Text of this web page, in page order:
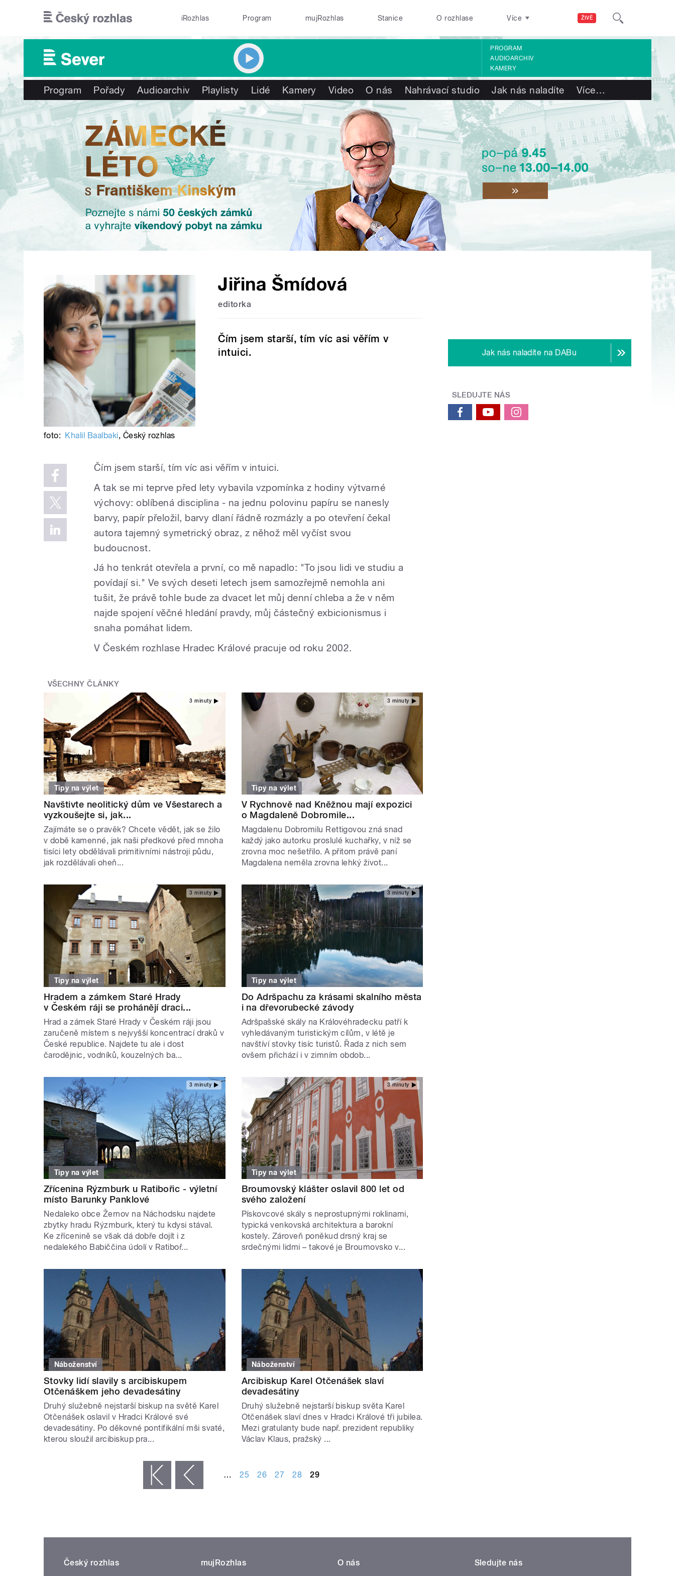
ŽIVĚ
iRozhlas Program mujRozhlas Stanice O rozhlase Více
PROGRAM
AUDIOARCHIV
KAMERY
Program Pořady Audioarchiv Playlisty Lidé Kamery Video O nás Nahrávací studio Jak nás naladíte Více…
Jiřina Šmídová
editorka
Čím jsem starší, tím víc asi věřím v
intuici.
foto: Khalil Baalbaki, Český rozhlas
Čím jsem starší, tím víc asi věřím v intuici.
A tak se mi teprve před lety vybavila vzpomínka z hodiny výtvarné
výchovy: oblíbená disciplina - na jednu polovinu papíru se nanesly
barvy, papír přeložil, barvy dlaní řádně rozmázly a po otevření čekal
autora tajemný symetrický obraz, z něhož měl vyčíst svou
budoucnost.
Já ho tenkrát otevřela a první, co mě napadlo: "To jsou lidi ve studiu a
povídají si." Ve svých deseti letech jsem samozřejmě nemohla ani
tušit, že právě tohle bude za dvacet let můj denní chleba a že v něm
najde spojení věčné hledání pravdy, můj částečný exbicionismus i
snaha pomáhat lidem.
V Českém rozhlase Hradec Králové pracuje od roku 2002.
VŠECHNY ČLÁNKY
3 minuty
Tipy na výlet
Navštivte neolitický dům ve Všestarech a
vyzkoušejte si, jak...
Zajímáte se o pravěk? Chcete vědět, jak se žilo
v době kamenné, jak naši předkové před mnoha
tisíci lety obdělávali primitivními nástroji půdu,
jak rozdělávali oheň...
3 minuty
Tipy na výlet
V Rychnově nad Kněžnou mají expozici
o Magdaleně Dobromile...
Magdalenu Dobromilu Rettigovou zná snad
každý jako autorku proslulé kuchařky, v níž se
zrovna moc nešetřilo. A přitom právě paní
Magdalena neměla zrovna lehký život...
3 minuty
Tipy na výlet
Hradem a zámkem Staré Hrady
v Českém ráji se prohánějí draci...
Hrad a zámek Staré Hrady v Českém ráji jsou
zaručeně místem s nejvyšší koncentrací draků v
České republice. Najdete tu ale i dost
čarodějnic, vodníků, kouzelných ba...
3 minuty
Tipy na výlet
Do Adršpachu za krásami skalního města
i na dřevorubecké závody
Adršpašské skály na Královéhradecku patří k
vyhledávaným turistickým cílům, v létě je
navštíví stovky tisíc turistů. Řada z nich sem
ovšem přichází i v zimním obdob...
3 minuty
Tipy na výlet
Zřícenina Rýzmburk u Ratibořic - výletní
místo Barunky Panklové
Nedaleko obce Žernov na Náchodsku najdete
zbytky hradu Rýzmburk, který tu kdysi stával.
Ke zřícenině se však dá dobře dojít i z
nedalekého Babiččina údolí v Ratiboř...
3 minuty
Tipy na výlet
Broumovský klášter oslavil 800 let od
svého založení
Pískovcové skály s neprostupnými roklinami,
typická venkovská architektura a barokní
kostely. Zároveň poněkud drsný kraj se
srdečnými lidmi – takové je Broumovsko v...
Náboženství
Stovky lidí slavily s arcibiskupem
Otčenáškem jeho devadesátiny
Druhý služebně nejstarší biskup na světě Karel
Otčenášek oslavil v Hradci Králové své
devadesátiny. Po děkovné pontifikální mši svaté,
kterou sloužil arcibiskup pra...
Náboženství
Arcibiskup Karel Otčenášek slaví
devadesátiny
Druhý služebně nejstarší biskup světa Karel
Otčenášek slaví dnes v Hradci Králové tři jubilea.
Mezi gratulanty bude např. prezident republiky
Václav Klaus, pražský ...
‹ předchozí … 25 26 27 28 29
Jak nás naladíte na DABu
SLEDUJTE NÁS
Český rozhlas mujRozhlas O nás Sledujte nás